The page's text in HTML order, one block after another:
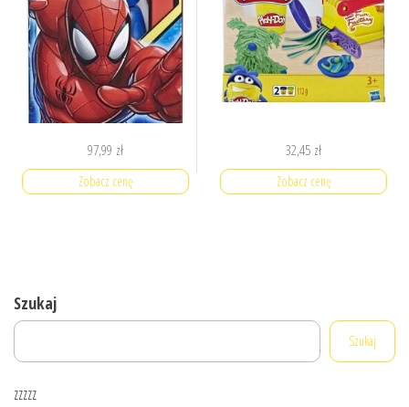
97,99 zł
Zobacz cenę
32,45 zł
Zobacz cenę
Szukaj
Szukaj
zzzzz